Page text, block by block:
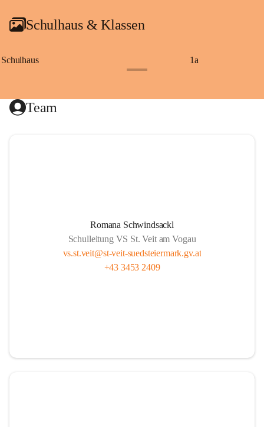
Schulhaus & Klassen
Schulhaus 1a
Team
Romana Schwindsackl
Schulleitung VS St. Veit am Vogau
vs.st.veit@st-veit-suedsteiermark.gv.at
+43 3453 2409